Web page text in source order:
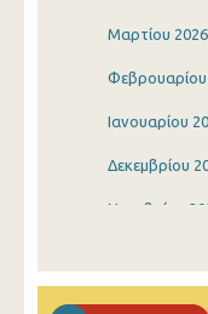
Μαρτίου 2026
Φεβρουαρίου
Ιανουαρίου
Δεκεμβρίου
Νοεμβρίου